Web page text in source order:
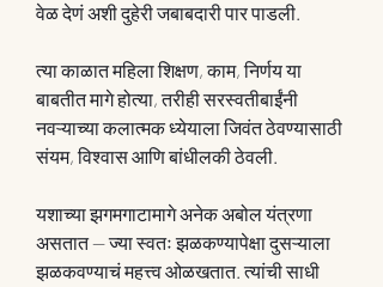
वेळ देणं अशी दुहेरी जबाबदारी पार पाडली.
त्या काळात महिला शिक्षण, काम, निर्णय या
बाबतीत मागे होत्या, तरीही सरस्वतीबाईंनी
नवऱ्याच्या कलात्मक ध्येयाला जिवंत ठेवण्यासाठी
संयम, विश्वास आणि बांधीलकी ठेवली.
यशाच्या झगमगाटामागे अनेक अबोल यंत्रणा
असतात — ज्या स्वतः झळकण्यापेक्षा दुसऱ्याला
झळकवण्याचं महत्त्व ओळखतात. त्यांची साधी